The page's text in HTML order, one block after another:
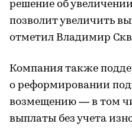
решение об
позволит увеличить
отметил Владимир
Компания также
о реформировании
возмещению — в том
выплаты без учета